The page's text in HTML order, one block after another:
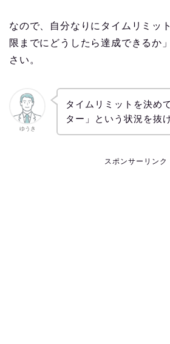
なので、自分なりにタイムリミッ
限までにどうしたら達成できるか
さい。
ゆうき
タイムリミットを決め
ター」という状況を抜
スポンサーリンク